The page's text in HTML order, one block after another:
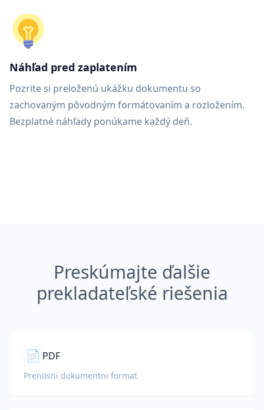
Náhľad pred zaplatením
Pozrite si preloženú ukážku dokumentu so
zachovaným pôvodným formátovaním a rozložením.
Bezplatné náhľady ponúkame každý deň.
Preskúmajte ďalšie
prekladateľské riešenia
📄 PDF
Prenosni dokumentni format